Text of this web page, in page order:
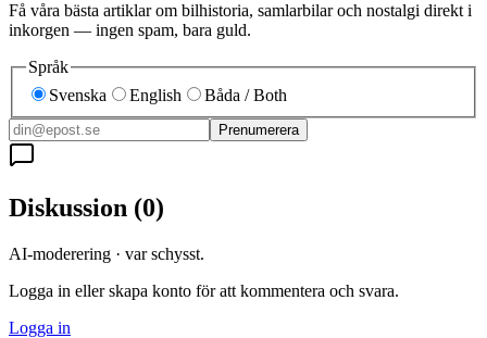
Få våra bästa artiklar om bilhistoria, samlarbilar och nostalgi direkt i
inkorgen — ingen spam, bara guld.
Språk
Svenska
English Båda / Both
Prenumerera
Diskussion (0)
AI-moderering · var schysst.
Logga in eller skapa konto för att kommentera och svara.
Logga in